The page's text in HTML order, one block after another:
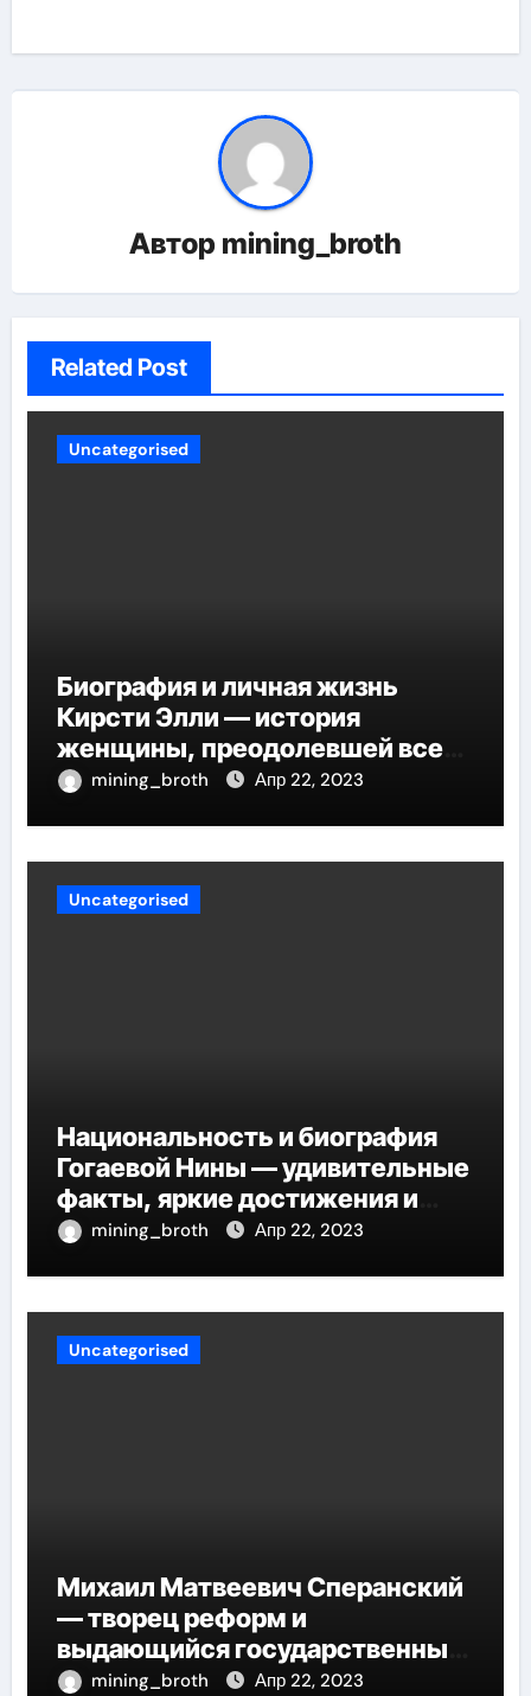
Автор mining_broth
Related Post
Uncategorised
Биография и личная жизнь
Кирсти Элли — история
женщины, преодолевшей все
трудности и стала
mining_broth Апр 22, 2023
Uncategorised
Национальность и биография
Гогаевой Нины — удивительные
факты, яркие достижения и
потрясающий путь к успеху
mining_broth Апр 22, 2023
Uncategorised
Михаил Матвеевич Сперанский
— творец реформ и
выдающийся государственный
деятель России
mining_broth Апр 22, 2023